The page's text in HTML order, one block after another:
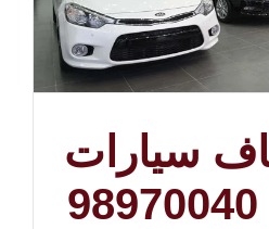
سيارات
الكويت | 98970040